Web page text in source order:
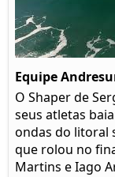
Equipe
O Shaper de
seus atletas
ondas do litoral
que rolou no
Martins e Iago